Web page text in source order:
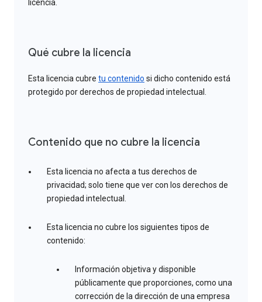
licencia.
Qué cubre la licencia
Esta licencia cubre tu contenido si dicho contenido está
protegido por derechos de propiedad intelectual.
Contenido que no cubre la licencia
Esta licencia no afecta a tus derechos de
privacidad; solo tiene que ver con los derechos de
propiedad intelectual.
Esta licencia no cubre los siguientes tipos de
contenido:
Información objetiva y disponible
públicamente que proporciones, como una
corrección de la dirección de una empresa